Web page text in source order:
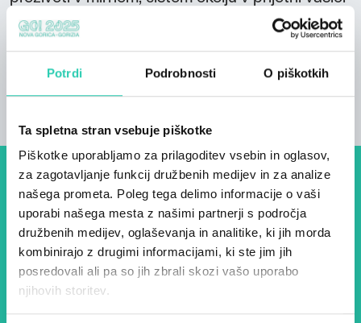
Potrdi Podrobnosti O piškotkih
Ta spletna stran vsebuje piškotke
Piškotke uporabljamo za prilagoditev vsebin in oglasov,
za zagotavljanje funkcij družbenih medijev in za analize
našega prometa. Poleg tega delimo informacije o vaši
uporabi našega mesta z našimi partnerji s področja
družbenih medijev, oglaševanja in analitike, ki jih morda
kombinirajo z drugimi informacijami, ki ste jim jih
posredovali ali pa so jih zbrali skozi vašo uporabo
njihovih storitev.
Ponikve sredi Šentviške planote.
Dogodki, članki in zgodbe iz
evropske prestolnice kulture
– prijavite se na naš novičnik
in ostanite na tekočem z
našimi aktivnostmi.